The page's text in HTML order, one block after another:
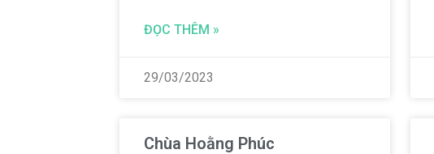
ĐỌC THÊM »
29/03/2023
Chùa Hoằng Phúc